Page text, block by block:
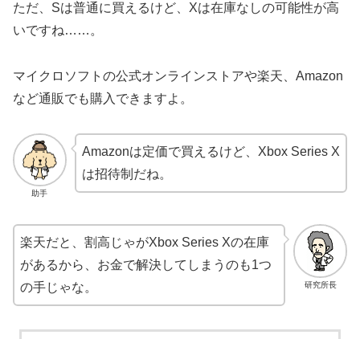
ただ、Sは普通に買えるけど、Xは在庫なしの可能性が高
いですね……。
マイクロソフトの公式オンラインストアや楽天、Amazon
など通販でも購入できますよ。
助手
Amazonは定価で買えるけど、Xbox Series X
は招待制だね。
研究所長
楽天だと、割高じゃがXbox Series Xの在庫
があるから、お金で解決してしまうのも1つ
の手じゃな。